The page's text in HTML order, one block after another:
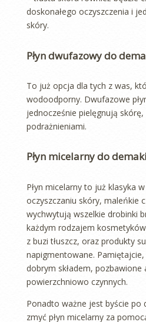
doskonałego oczyszczenia i
skóry.
Płyn dwufazowy do
To już opcja dla tych z was,
wodoodporny. Dwufazowe
jednocześnie pielęgnują
podrażnieniami.
Płyn micelarny do
Płyn micelarny to już klasyka
oczyszczaniu skóry, maleńkie
wychwytują wszelkie drobinki
każdym rodzajem
z buzi tłuszcz, oraz produkty
napigmentowane. Pamiętajcie,
dobrym składem,
powierzchniowo czynnych.
Ponadto ważne jest byście po
zmyć płyn micelarny za